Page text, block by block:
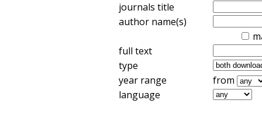
journals title
author name(s)
full text
type
year range
from
language